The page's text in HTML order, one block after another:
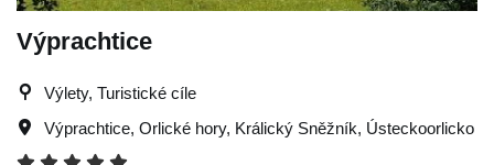
Výprachtice
Výlety, Turistické cíle
Výprachtice, Orlické hory, Králický Sněžník, Ústeckoorlicko